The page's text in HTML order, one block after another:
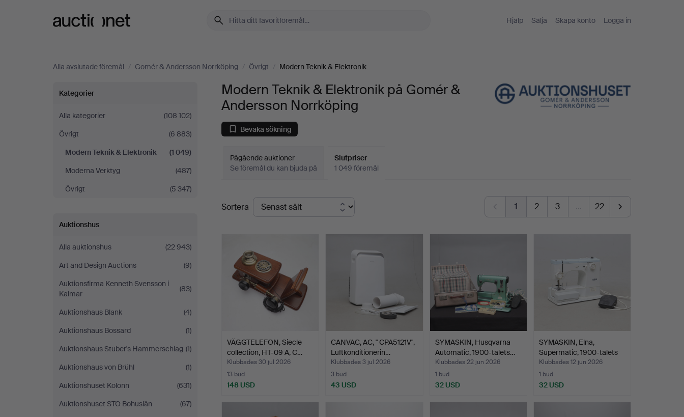
Hjälp Sälja Skapa konto Logga in
Alla avslutade föremål / Gomér & Andersson Norrköping / Övrigt / Modern Teknik & Elektronik
Modern
Teknik
&
Elektronik
på
Gomér
&
Andersson
Norrköping
Kategorier
Alla kategorier
(108 102)
Övrigt
(6 883)
Modern Teknik & Elektronik
(1 049)
Moderna Verktyg
(487)
Övrigt
(5 347)
Auktionshus
Alla auktionshus
(22 943)
Art and Design Auctions
(9)
Auktionsfirma Kenneth Svensson i
Kalmar
(83)
Auktionshaus Blank
(4)
Auktionshaus Bossard
(1)
Auktionshaus Stuber's Hammerschlag (1)
Auktionshaus von Brühl
(1)
Auktionshuset Kolonn
(631)
Auktionshuset STO Bohuslän
(67)
Modern Teknik & Elektronik på Gomér &
Andersson Norrköping
Bevaka sökning
Pågående auktioner
Se föremål du kan bjuda på
Slutpriser
1 049 föremål
Slutpriser
Sortera 1 2 3 … 22
VÄGGTELEFON, Siecle
collection, HT-09 A, C…
Klubbades 30 jul 2026
13 bud
148 USD
CANVAC, AC, " CPA5121V",
Luftkonditionerin…
Klubbades 3 jul 2026
3 bud
43 USD
SYMASKIN, Husqvarna
Automatic, 1900-talets…
Klubbades 22 jun 2026
1 bud
32 USD
SYMASKIN, Elna,
Supermatic, 1900-talets
an…
Klubbades 12 jun 2026
1 bud
32 USD